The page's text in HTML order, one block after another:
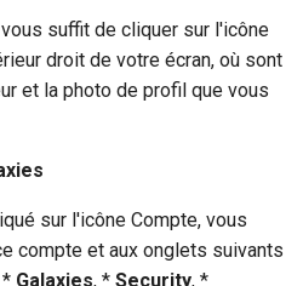
L'agent QEMU
Le mode Trunk
suffit de cliquer sur l'icône
droit de votre écran, où sont
et la photo de profil que vous
sur l'icône Compte, vous
compte et aux onglets suivants
* Galaxies, * Security, *